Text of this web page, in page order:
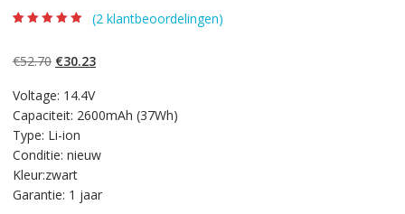
gebaseerd op
klantbeoordelinge
(2 klantbeoordelingen)
€52.70 Oorspronkelijke
was:
€52.70.
€30.23Huidige
€30.23.
Voltage: 14.4V
Capaciteit: 2600mAh (37Wh)
Type: Li-ion
Conditie: nieuw
Kleur:zwart
Garantie: 1 jaar